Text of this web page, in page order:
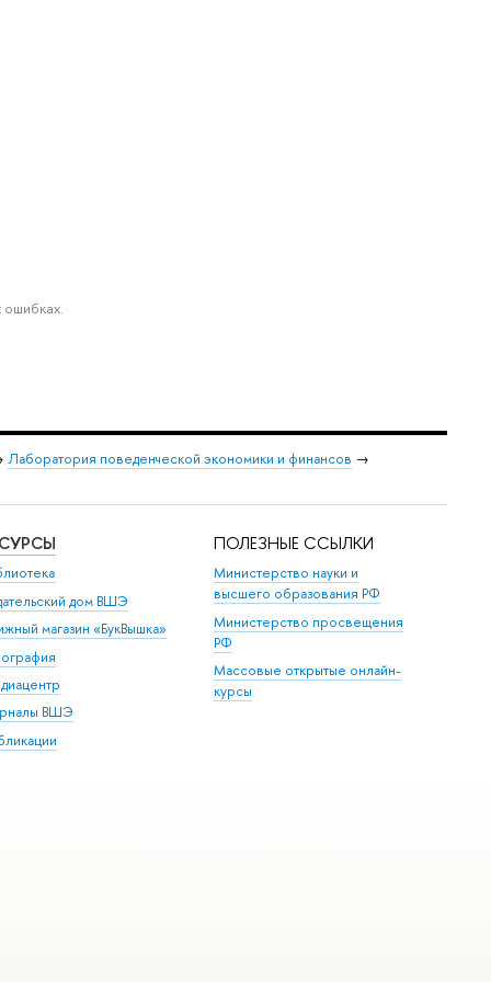
Лаборатория поведенческой экономики и финансов →
дом ВШЭ
магазин «БукВышка»
ВШЭ
ПОЛЕЗНЫЕ ССЫЛКИ
Министерство науки и
высшего образования РФ
Министерство просвещения
РФ
Массовые открытые онлайн-
курсы